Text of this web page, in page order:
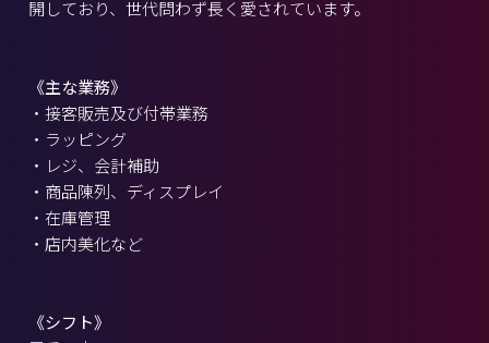
開しており、世代問わず長く愛されています。
《主な業務》
・接客販売及び付帯業務
・ラッピング
・レジ、会計補助
・商品陳列、ディスプレイ
・在庫管理
・店内美化など
《シフト》